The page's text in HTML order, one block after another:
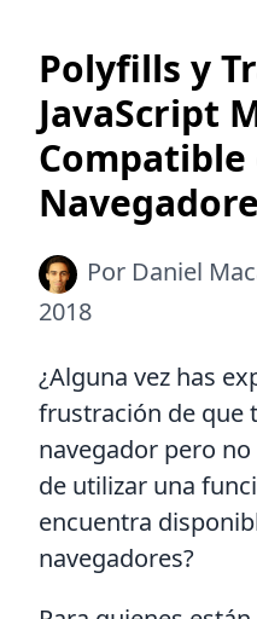
Polyfills y
JavaScript
Compatible
Por Daniel
2018
¿Alguna vez has
frustración de que
navegador pero
de utilizar una
encuentra
navegadores?